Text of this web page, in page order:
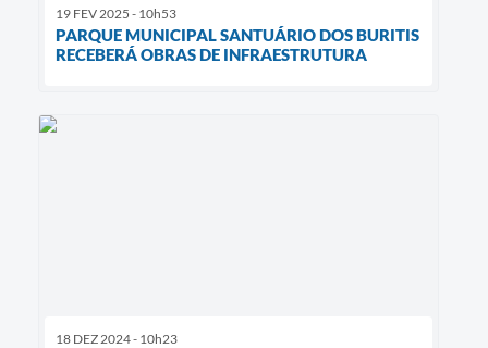
19 FEV 2025 - 10h53
PARQUE MUNICIPAL SANTUÁRIO DOS BURITIS
RECEBERÁ OBRAS DE INFRAESTRUTURA
18 DEZ 2024 - 10h23